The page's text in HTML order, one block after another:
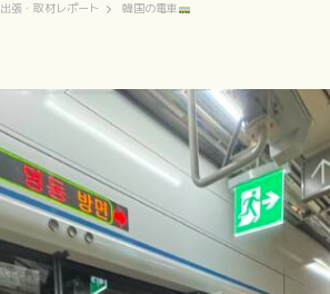
出張・取材レポート 韓国の電車